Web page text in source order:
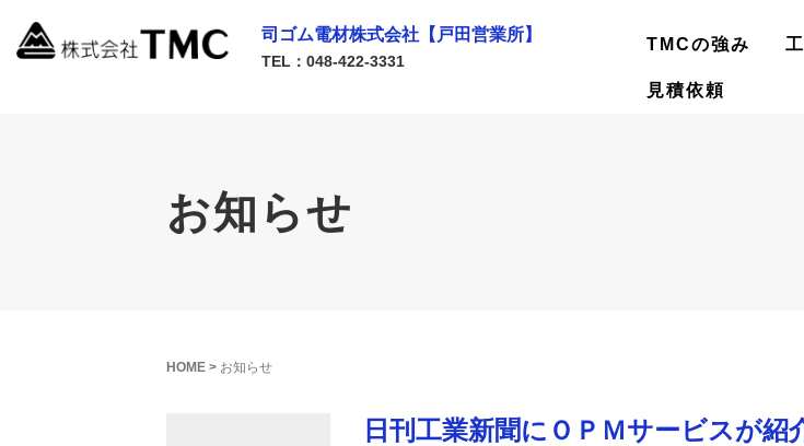
司ゴム電材株式会社【戸田営業所】
TEL：048-422-3331
TMCの強み
見積依頼
お知らせ
HOME > お知らせ
日刊工業新聞にＯＰＭサービスが紹